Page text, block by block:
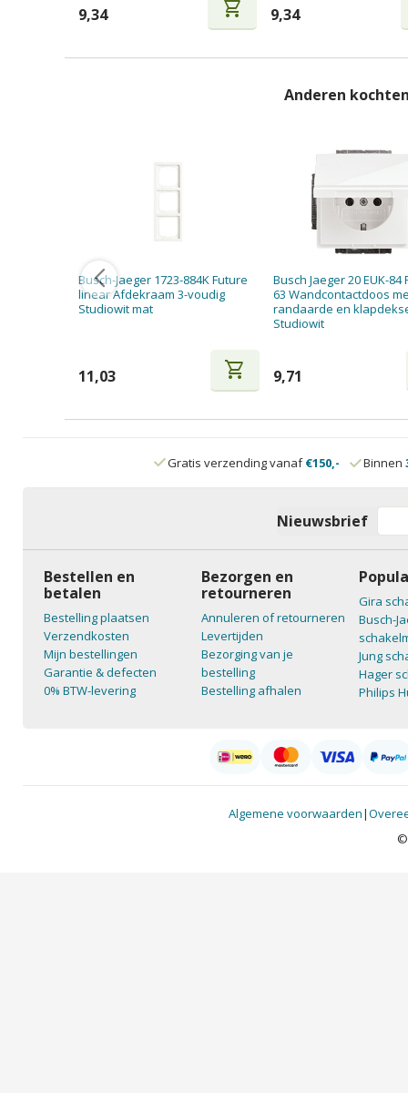
9,34 shopping_cart 9,34
Anderen
Busch-Jaeger 1723-884K Future
linear Afdekraam 3-voudig
Studiowit mat
11,03 shopping_cart
Busch Jaeger 20 EUK-
63 Wandcontactdoos
randaarde en
Studiowit
9,71
Gratis verzending vanaf€150,- Binnen
Nieuwsbrief
Bestellen en
betalen
Bestelling plaatsen
Verzendkosten
Mijn bestellingen
Garantie & defecten
0% BTW-levering
Bezorgen en
retourneren
Annuleren of retourneren
Levertijden
Bezorging van je
bestelling
Bestelling afhalen
Gira
Busch-
Jung
Hager
Philips
Algemene voorwaarden|
©